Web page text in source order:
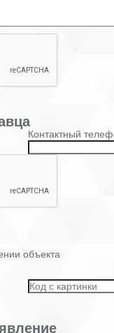
Контактный
объекта